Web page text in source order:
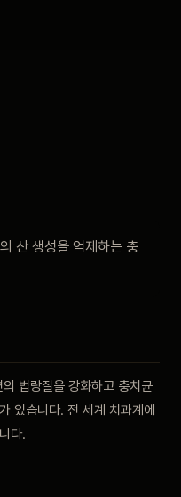
산 생성을 억제하는 충
법랑질을 강화하고 충치균
있습니다. 전 세계 치과계에
다.